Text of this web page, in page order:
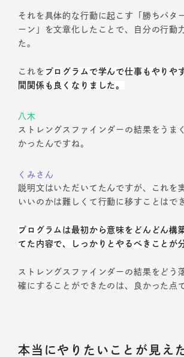
それを具体的な行動に起こす「勝ちパタ
ーン」を文章化したことで、自分の行動
た。
これを プログラムで学んで仕事もやりや
間関係も良くなりました。
八木
ストレングスファインダーの結果をうま
かったんですね。
くみさん
説明文はいただいてたんですが、これを
いいのかは難しくて行動に移すことはで
プログラムは最初から意味をどんどん構
てた内容で、しっかりとやるべきことが
ストレングスファインダーの結果をどう
確にすることができたのは、良かった点
本当にやりたいことが見え